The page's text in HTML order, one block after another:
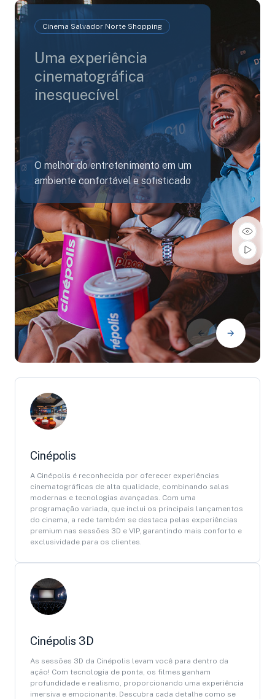
Cinema Salvador Norte Shopping
Uma experiência
cinematográfica
inesquecível
O melhor do entretenimento em um
ambiente confortável e sofisticado
Cinépolis
A Cinépolis é reconhecida por oferecer experiências
cinematográficas de alta qualidade, combinando salas
modernas e tecnologias avançadas. Com uma
programação variada, que inclui os principais lançamentos
do cinema, a rede também se destaca pelas experiências
premium nas sessões 3D e VIP, garantindo mais conforto e
exclusividade para os clientes.
Cinépolis 3D
As sessões 3D da Cinépolis levam você para dentro da
ação! Com tecnologia de ponta, os filmes ganham
profundidade e realismo, proporcionando uma experiência
imersiva e emocionante. Descubra cada detalhe como se